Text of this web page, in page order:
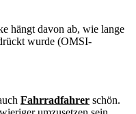
hängt davon ab, wie lange
wurde (OMSI-
Fahrradfahrer schön.